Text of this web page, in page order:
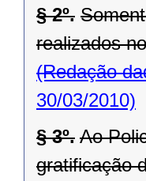
§ 2º.
realizados
(Redação
30/03/2010)
§ 3º. Ao
gratificação